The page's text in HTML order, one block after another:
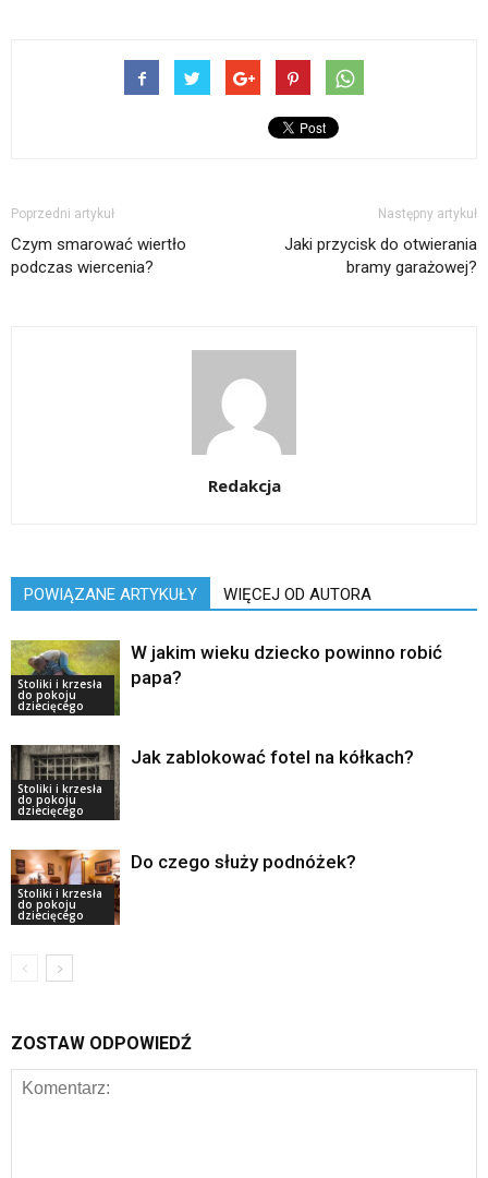
Poprzedni artykuł
Czym smarować wiertło
podczas wiercenia?
Następny artykuł
Jaki przycisk do otwierania
bramy garażowej?
Redakcja
POWIĄZANE ARTYKUŁY WIĘCEJ OD AUTORA
Stoliki i krzesła
do pokoju
dziecięcego
W jakim wieku dziecko powinno robić
papa?
Stoliki i krzesła
do pokoju
dziecięcego
Jak zablokować fotel na kółkach?
Stoliki i krzesła
do pokoju
dziecięcego
Do czego służy podnóżek?
ZOSTAW ODPOWIEDŹ